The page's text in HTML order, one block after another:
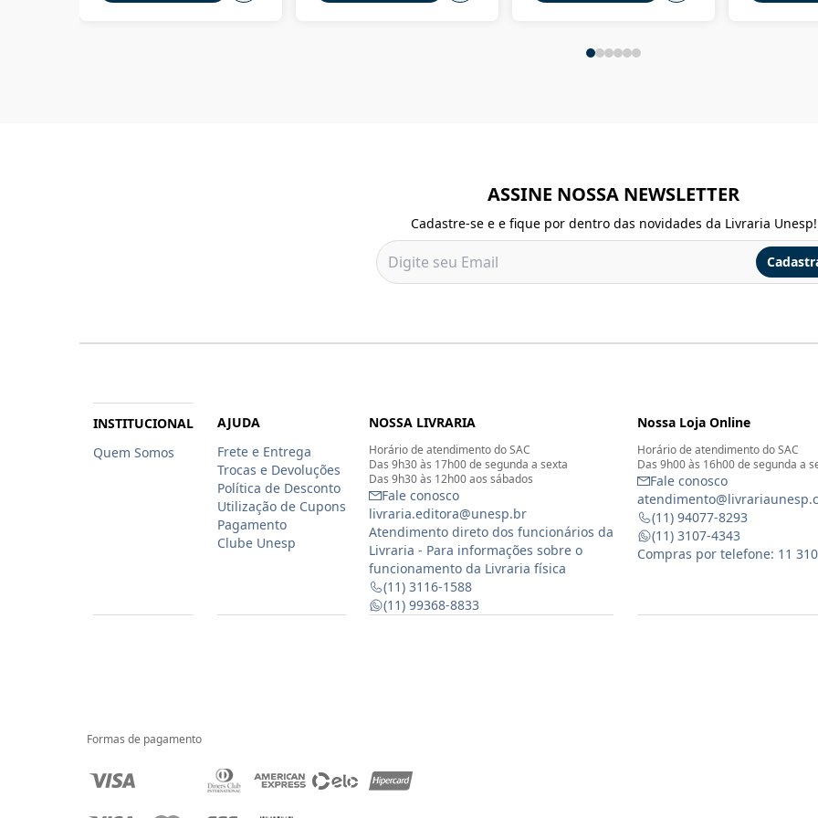
ASSINE NOSSA NEWSLETTER
Cadastre-se e e fique por dentro das novidades da Livraria Unesp!
INSTITUCIONAL
Quem Somos
AJUDA
Frete e Entrega
Trocas e Devoluções
Política de Desconto
Utilização de Cupons
Pagamento
Clube Unesp
NOSSA LIVRARIA
Horário de atendimento do SAC
Das 9h30 às 17h00 de segunda a sexta
Das 9h30 às 12h00 aos sábados
Fale conosco
livraria.editora@unesp.br
Atendimento direto dos funcionários da
Livraria - Para informações sobre o
funcionamento da Livraria física
(11) 3116-1588
(11) 99368-8833
Nossa Loja Online
Horário de atendimento do SAC
Das 9h00 às 16h00 de segunda a
Fale conosco
(11) 94077-8293
(11) 3107-4343
Compras por telefone: 11
Formas de pagamento